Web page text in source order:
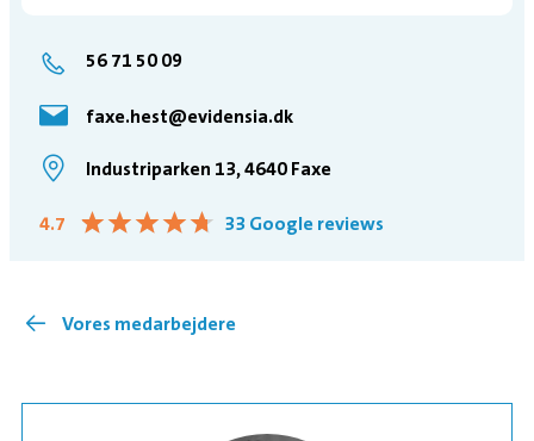
56 71 50 09
faxe.hest@evidensia.dk
Industriparken 13, 4640 Faxe
4.7 ★★★★★
★★★★★ 33 Google reviews
Vores medarbejdere